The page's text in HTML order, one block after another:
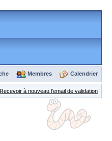
Membres Calendrier
Recevoir à nouveau l'email de validation